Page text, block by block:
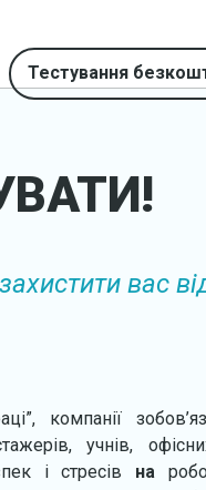
Тестування
вас
компанії
учнів,
і стресів на